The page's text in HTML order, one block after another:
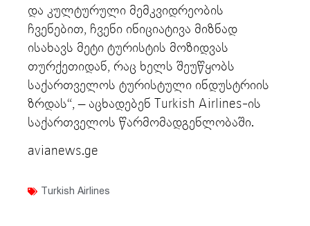
და კულტურული მემკვიდრეობის
ჩვენებით, ჩვენი ინიციატივა მიზნად
ისახავს მეტი ტურისტის მოზიდვას
თურქეთიდან, რაც ხელს შეუწყობს
საქართველოს ტურისტული ინდუსტრიის
ზრდას“, – აცხადებენ Turkish Airlines-ის
საქართველოს წარმომადგენლობაში.
avianews.ge
Turkish Airlines